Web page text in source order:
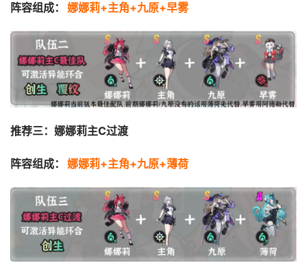
阵容组成： 娜娜莉+主角+九原+早雾
推荐三：娜娜莉主C过渡
阵容组成： 娜娜莉+主角+九原+薄荷